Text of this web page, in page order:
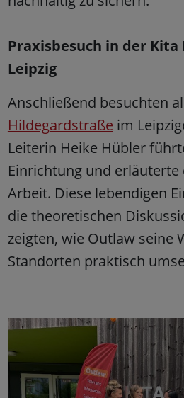
Praxisbesuch in der
Leipzig
Anschließend besuchten
Hildegardstraße im
Leiterin Heike Hübler
Einrichtung und erläuterte
Arbeit. Diese lebendigen
die theoretischen
zeigten, wie Outlaw seine
Standorten praktisch